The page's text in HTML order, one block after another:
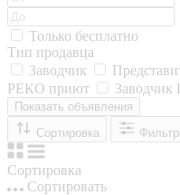
Только бесплатно
Тип продавца
Заводчик
РЕКО приют
Показать объявления
Сортировка
Сортировка
Сортировать